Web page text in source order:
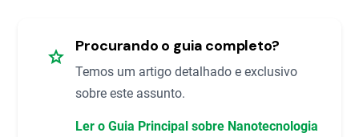
star Procurando o guia completo?
Temos um artigo detalhado e exclusivo
sobre este assunto.
Ler o Guia Principal sobre Nanotecnologia